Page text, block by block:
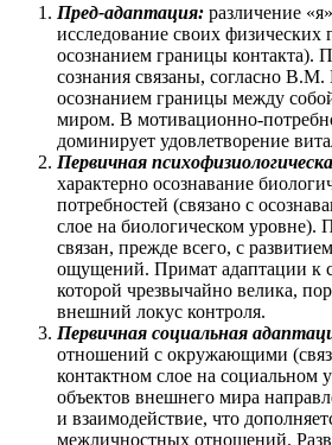
Пред-адаптация: различение
исследование своих физических
осознанием границы контакта).
сознания связаны, согласно В.М.
осознанием границы между
миром. В мотивационно-
доминирует удовлетворение
Первичная
характерно осознавание
потребностей (связано с
слое на биологическом уровне).
связан, прежде всего, с
ощущений. Примат адаптации к
которой чрезвычайно велика,
внешний локус контроля.
Первичная социальная
отношений с окружающими
контактном слое на социальном
объектов внешнего мира
и взаимодействие, что
межличностных отношений.